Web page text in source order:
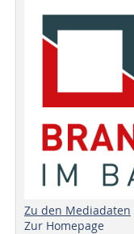
Zu den Mediadaten
Zur Homepage